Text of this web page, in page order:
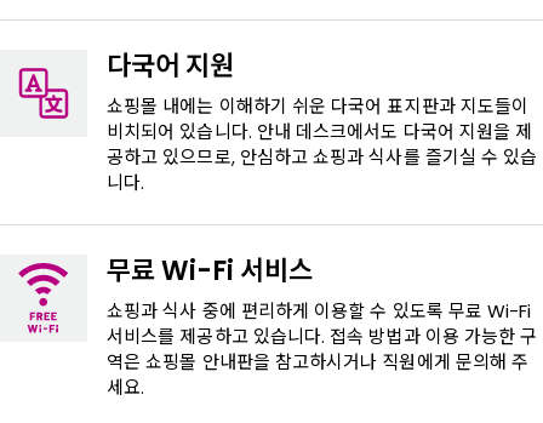
이온몰 소개
다국어 지원
쇼핑몰 내에는 이해하기 쉬운 다국어 표지판과 지도들이
비치되어 있습니다. 안내 데스크에서도 다국어 지원을 제
공하고 있으므로, 안심하고 쇼핑과 식사를 즐기실 수 있습
니다.
무료 Wi-Fi 서비스
쇼핑과 식사 중에 편리하게 이용할 수 있도록 무료 Wi-Fi
서비스를 제공하고 있습니다. 접속 방법과 이용 가능한 구
역은 쇼핑몰 안내판을 참고하시거나 직원에게 문의해 주
세요.